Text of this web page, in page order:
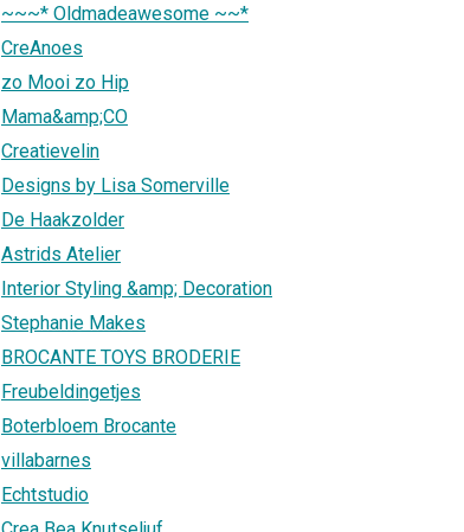
~~~* Oldmadeawesome ~~*
CreAnoes
zo Mooi zo Hip
Mama&amp;CO
Creatievelin
Designs by Lisa Somerville
De Haakzolder
Astrids Atelier
Interior Styling &amp; Decoration
Stephanie Makes
BROCANTE TOYS BRODERIE
Freubeldingetjes
Boterbloem Brocante
villabarnes
Echtstudio